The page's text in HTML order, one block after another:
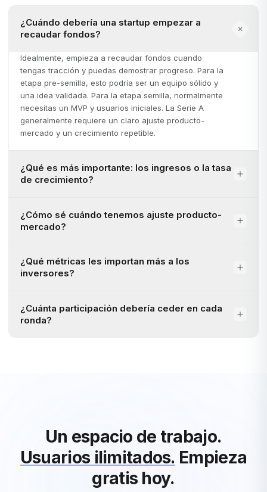
¿Cuándo debería una startup empezar a
recaudar fondos?
Idealmente, empieza a recaudar fondos cuando
tengas tracción y puedas demostrar progreso. Para la
etapa pre-semilla, esto podría ser un equipo sólido y
una idea validada. Para la etapa semilla, normalmente
necesitas un MVP y usuarios iniciales. La Serie A
generalmente requiere un claro ajuste producto-
mercado y un crecimiento repetible.
¿Qué es más importante: los ingresos o la tasa
de crecimiento?
¿Cómo sé cuándo tenemos ajuste producto-
mercado?
¿Qué métricas les importan más a los
inversores?
¿Cuánta participación debería ceder en cada
ronda?
Un espacio de trabajo.
Usuarios ilimitados. Empieza
gratis hoy.